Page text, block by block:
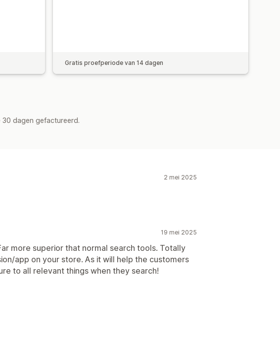
Gratis proefperiode van 14 dagen
dagen gefactureerd.
2 mei 2025
19 mei 2025
more superior that normal search tools. Totally
app on your store. As it will help the customers
to all relevant things when they search!